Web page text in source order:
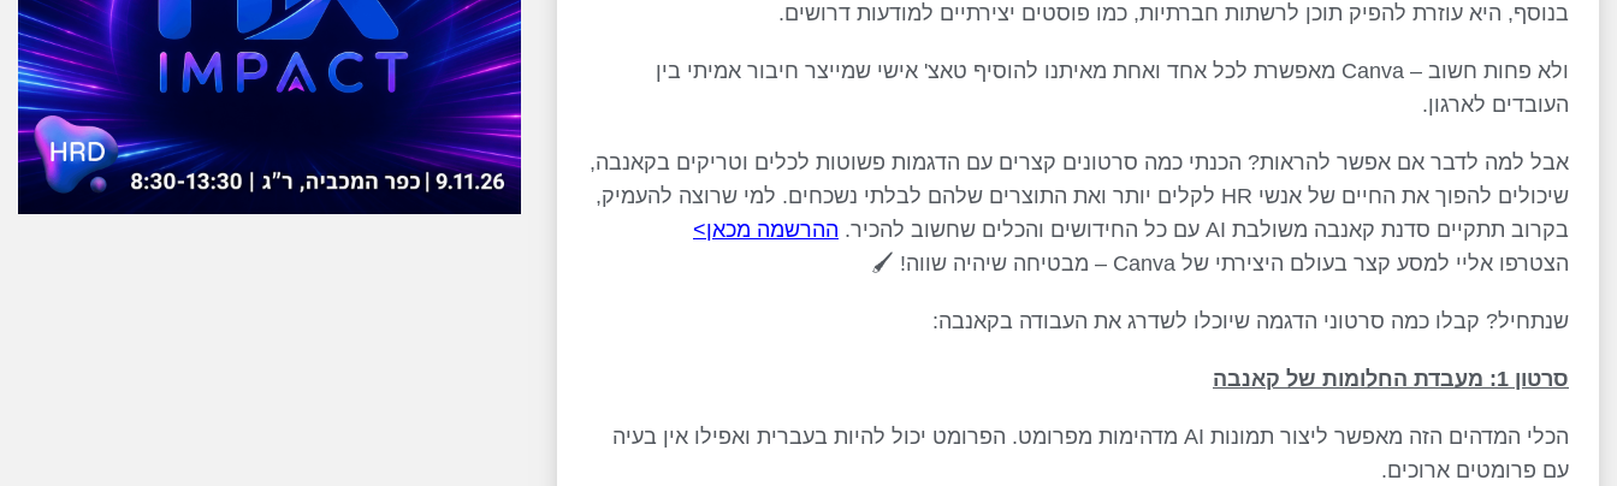
בנוסף, היא עוזרת להפיק תוכן לרשתות חברתיות, כמו פוסטים יצירתיים למודעות דרושים.
ולא פחות חשוב – Canva מאפשרת לכל אחד ואחת מאיתנו להוסיף טאצ' אישי שמייצר חיבור אמיתי בין
העובדים לארגון.
אבל למה לדבר אם אפשר להראות? הכנתי כמה סרטונים קצרים עם הדגמות פשוטות לכלים וטריקים בקאנבה,
שיכולים להפוך את החיים של אנשי HR לקלים יותר ואת התוצרים שלהם לבלתי נשכחים. למי שרוצה להעמיק,
בקרוב תתקיים סדנת קאנבה משולבת AI עם כל החידושים והכלים שחשוב להכיר.
ההרשמה מכאן>
הצטרפו אליי למסע קצר בעולם היצירתי של Canva – מבטיחה שיהיה שווה! 🖌️
שנתחיל? קבלו כמה סרטוני הדגמה שיוכלו לשדרג את העבודה בקאנבה:
סרטון 1: מעבדת החלומות של קאנבה
הכלי המדהים הזה מאפשר ליצור תמונות AI מדהימות מפרומט. הפרומט יכול להיות בעברית ואפילו אין בעיה
עם פרומטים ארוכים.